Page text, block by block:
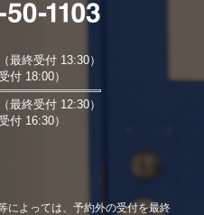
終受付 13:30）
付 18:00）
終受付 12:30）
付 16:30）
によっては、予約外の受付を最終